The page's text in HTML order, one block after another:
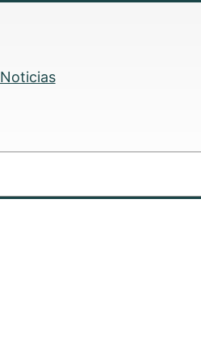
Noticias